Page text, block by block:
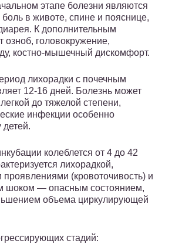
этапе болезни являются
в животе, спине и пояснице,
К дополнительным
озноб, головокружение,
костно-мышечный дискомфорт.
лихорадки с почечным
12-16 дней. Болезнь может
до тяжелой степени,
инфекции особенно
детей.
колеблется от 4 до 42
лихорадкой,
проявлениями (кровоточивость) и
шоком — опасным состоянием,
объема циркулирующей
стадий: